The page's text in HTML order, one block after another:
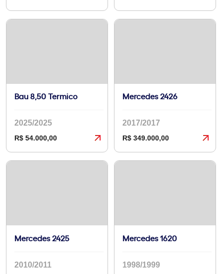
Bau 8,50 Termico
2025/2025
R$ 54.000,00
Mercedes 2426
2017/2017
R$ 349.000,00
Mercedes 2425
2010/2011
Mercedes 1620
1998/1999